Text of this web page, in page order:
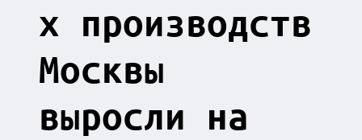
х производств
Москвы
выросли на